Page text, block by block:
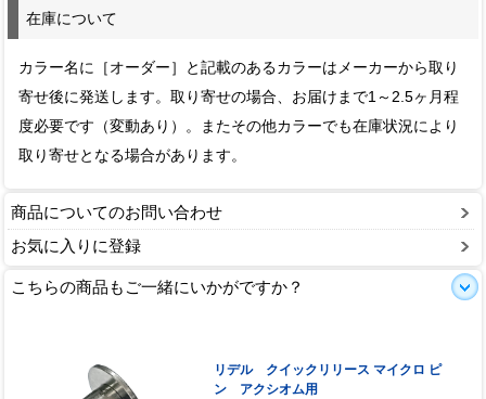
在庫について
カラー名に［オーダー］と記載のあるカラーはメーカーから取り
寄せ後に発送します。取り寄せの場合、お届けまで1～2.5ヶ月程
度必要です（変動あり）。またその他カラーでも在庫状況により
取り寄せとなる場合があります。
商品についてのお問い合わせ
お気に入りに登録
こちらの商品もご一緒にいかがですか？
リデル クイックリリース マイクロ ピ
ン アクシオム用